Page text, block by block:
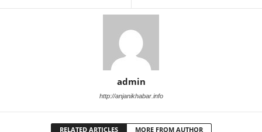
admin
http://anjanikhabar.info
RELATED ARTICLES MORE FROM AUTHOR